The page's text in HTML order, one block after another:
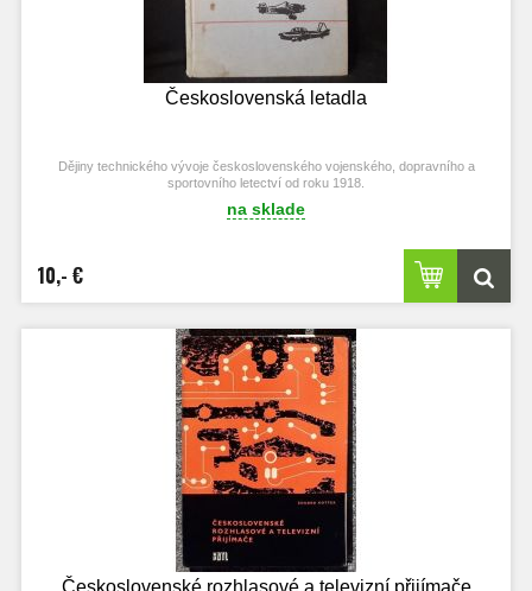
Československá letadla
Dějiny technického vývoje československého vojenského, dopravního a
sportovního letectví od roku 1918.
na sklade
10,- €
Československé rozhlasové a televizní přijímače